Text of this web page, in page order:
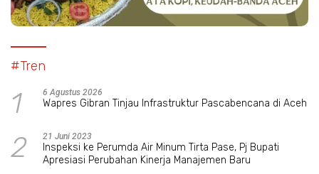
#Tren
1 6 Agustus 2026
Wapres Gibran Tinjau Infrastruktur Pascabencana di Aceh
2 21 Juni 2023
Inspeksi ke Perumda Air Minum Tirta Pase, Pj Bupati
Apresiasi Perubahan Kinerja Manajemen Baru